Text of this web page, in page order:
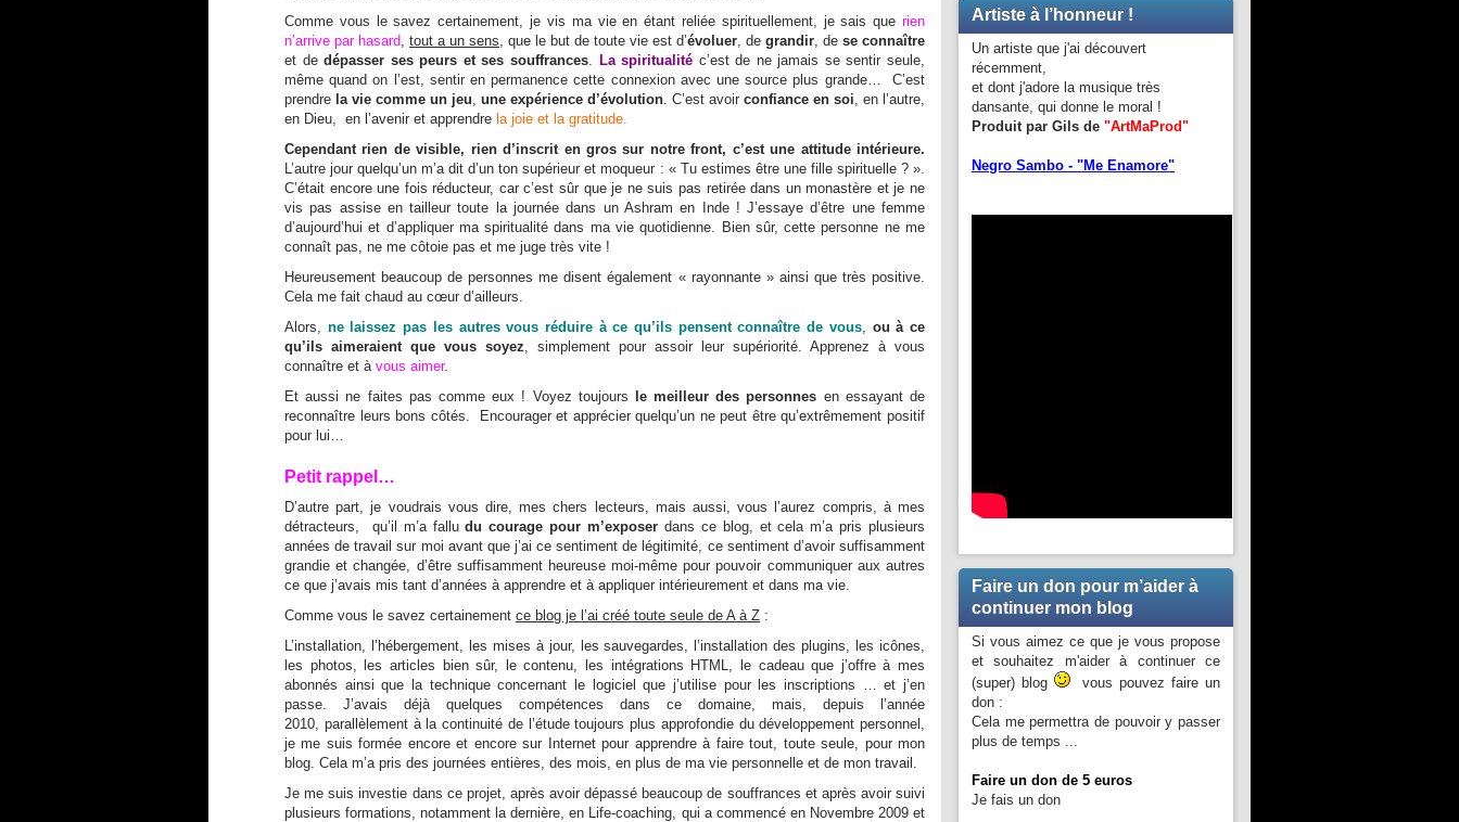
Comme vous le savez certainement, je vis ma vie en étant reliée spirituellement, je sais que rien
n’arrive par hasard tout a un sens , que le but de toute vie est d’évoluer , de grandir , de se connaître
et dedépasser ses peurs et ses souffrances. La spiritualité c’est de ne jamais se sentir seule,
même quand on l’est, sentir en permanence cette connexion avec une source plus grande… C’est
prendre la vie comme un jeu une expérience d’évolution . C’est avoir confiance en soi , en l’autre,
en Dieu, en l’avenir et apprendre la joie et la gratitude.
Cependant rien de visible, rien d’inscrit en gros sur notre front, c’est une attitude intérieure.
L’autre jour quelqu’un m’a dit d’un ton supérieur et moqueur : « Tu estimes être une fille spirituelle ? ».
C’était encore une fois réducteur, car c’est sûr que je ne suis pas retirée dans un monastère et je ne
vis pas assise en tailleur toute la journée dans un Ashram en Inde ! J’essaye d’être une femme
d’aujourd’hui et d’appliquer ma spiritualité dans ma vie quotidienne. Bien sûr, cette personne ne me
connaît pas, ne me côtoie pas et me juge très vite !
Heureusement beaucoup de personnes me disent également « rayonnante » ainsi que très positive.
Cela me fait chaud au cœur d’ailleurs.
Alors, ne laissez pas les autres vous réduire à ce qu’ils pensent connaître de vous, ou à ce
qu’ils aimeraient que vous soyez , simplement pour assoir leur supériorité. Apprenez à vous
connaître et à vous aimer.
Et aussi ne faites pas comme eux ! Voyez toujours le meilleur des personnes en essayant de
reconnaître leurs bons côtés. Encourager et apprécier quelqu’un ne peut être qu’extrêmement positif
pour lui…
Petit rappel…
D’autre part, je voudrais vous dire, mes chers lecteurs, mais aussi, vous l’aurez compris, à mes
détracteurs, qu’il m’a falludu courage pour m’exposer dans ce blog, et cela m’a pris plusieurs
années de travail sur moi avant que j’ai ce sentiment de légitimité, ce sentiment d’avoir suffisamment
grandie et changée, d’être suffisamment heureuse moi-même pour pouvoir communiquer aux autres
ce que j’avais mis tant d’années à apprendre et à appliquer intérieurement et dans ma vie.
Comme vous le savez certainement ce blog je l’ai créé toute seule de A à Z :
L’installation, l’hébergement, les mises à jour, les sauvegardes, l’installation des plugins, les icônes,
les photos, les articles bien sûr, le contenu, les intégrations HTML, le cadeau que j’offre à mes
abonnés ainsi que la technique concernant le logiciel que j’utilise pour les inscriptions … et j’en
passe. J’avais déjà quelques compétences dans ce domaine, mais, depuis l’année
2010, parallèlement à la continuité de l’étude toujours plus approfondie du développement personnel,
je me suis formée encore et encore sur Internet pour apprendre à faire tout, toute seule, pour mon
blog. Cela m’a pris des journées entières, des mois, en plus de ma vie personnelle et de mon travail.
Je me suis investie dans ce projet, après avoir dépassé beaucoup de souffrances et après avoir suivi
plusieurs formations, notamment la dernière, en Life-coaching, qui a commencé en Novembre 2009 et
Artiste à l’honneur !
Un artiste que j'ai découvert
récemment,
et dont j'adore la musique très
dansante, qui donne le moral !
Produit par Gils de "ArtMaProd"
Negro Sambo - "Me Enamore"
Faire un don pour m’aider à
continuer mon blog
Si vous aimez ce que je vous propose
et souhaitez m'aider à continuer ce
(super) blog
vous pouvez faire un
don :
Cela me permettra de pouvoir y passer
plus de temps ...
Faire un don de 5 euros
Je fais un don